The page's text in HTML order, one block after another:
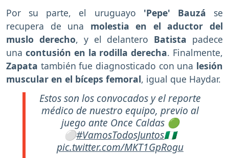
Por su parte, el uruguayo 'Pepe' Bauzá se
recupera de una molestia en el aductor del
muslo derecho, y el delantero Batista padece
una contusión en la rodilla derecha. Finalmente,
Zapata también fue diagnosticado con una lesión
muscular en el bíceps femoral, igual que Haydar.
Estos son los convocados y el reporte
médico de nuestro equipo, previo al
juego ante Once Caldas 🟢
⚪️#VamosTodosJuntos🇳🇬
pic.twitter.com/MKT1GpRogu